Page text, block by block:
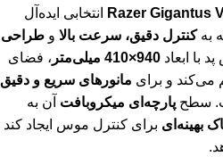
Razer Gigantus
انتخابی ایده‌آل
بهکنترل دقیق، سرعت بالا و طراحی
با ابعاد 940×410 میلی‌متر
، فضای
و برای مانورهای سریع و دقیق
سطح پارچه‌ای میکرو‌بافت آن به
بهینه‌ای برای کنترل موس ایجاد کند